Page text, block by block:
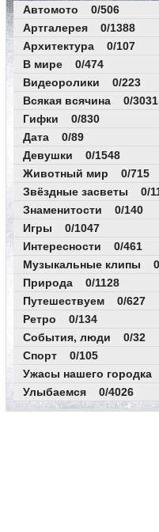
Автомото 0/506
Артгалерея 0/1388
Архитектура 0/107
В мире 0/474
Видеоролики 0/223
Всякая всячина 0/3031
Гифки 0/830
Дата 0/89
Девушки 0/1548
Животный мир 0/715
Звёздные засветы 0/
Знаменитости 0/140
Игры 0/1047
Интересности 0/461
Музыкальные клипы
Природа 0/1128
Путешествуем 0/627
Ретро 0/134
События, люди 0/32
Спорт 0/105
Ужасы нашего
Улыбаемся 0/4026